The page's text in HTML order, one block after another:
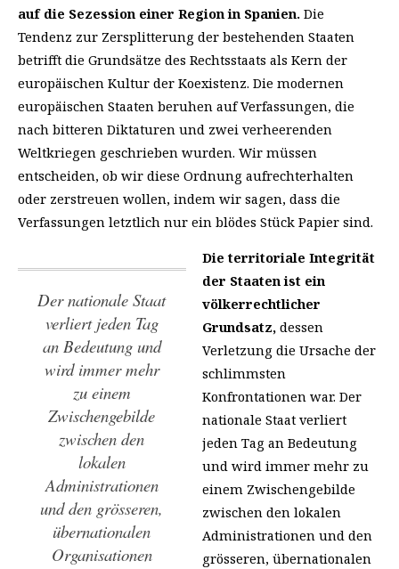
auf die Sezession einer Region in Spanien. Die
Tendenz zur Zersplitterung der bestehenden Staaten
betrifft die Grundsätze des Rechtsstaats als Kern der
europäischen Kultur der Koexistenz. Die modernen
europäischen Staaten beruhen auf Verfassungen, die
nach bitteren Diktaturen und zwei verheerenden
Weltkriegen geschrieben wurden. Wir müssen
entscheiden, ob wir diese Ordnung aufrechterhalten
oder zerstreuen wollen, indem wir sagen, dass die
Verfassungen letztlich nur ein blödes Stück Papier sind.
Der nationale Staat
verliert jeden Tag
an Bedeutung und
wird immer mehr
zu einem
Zwischengebilde
zwischen den
lokalen
Administrationen
und den grösseren,
übernationalen
Organisationen
Die territoriale Integrität
der Staaten ist ein
völkerrechtlicher
Grundsatz, dessen
Verletzung die Ursache der
schlimmsten
Konfrontationen war.Der
nationale Staat verliert
jeden Tag an Bedeutung
und wird immer mehr zu
einem Zwischengebilde
zwischen den lokalen
Administrationen und den
grösseren, übernationalen